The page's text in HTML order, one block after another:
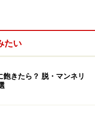
ってくれるポット。鍋
汁があっという間に作
2. 熱湯を注ぎ入れま
たい
きたら？ 脱・マンネリ